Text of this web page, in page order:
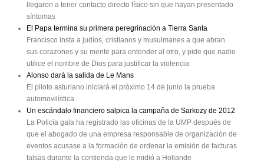
llegaron a tener contacto directo físico sin que hayan presentado
síntomas
El Papa termina su primera peregrinación a Tierra Santa
Francisco insta a judíos, cristianos y musulmanes a que abran
sus corazones y su mente para entender al otro, y pide que nadie
utilice el nombre de Dios para justificar la violencia
Alonso dará la salida de Le Mans
El piloto asturiano iniciará el próximo 14 de junio la prueba
automovilística
Un escándalo financiero salpica la campaña de Sarkozy de 2012
La Policía gala ha registrado las oficinas de la UMP después de
que el abogado de una empresa responsable de organización de
eventos acusase a la formación de ordenar la emisión de facturas
falsas durante la contienda que le midió a Hollande